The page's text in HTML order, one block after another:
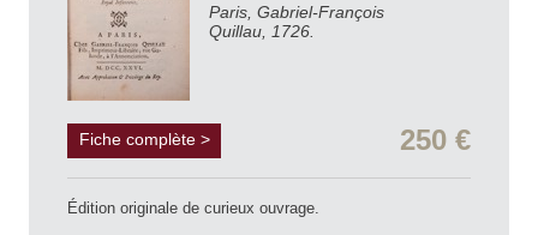
Paris, Gabriel-François
Quillau, 1726.
Fiche complète > 250 €
Édition originale de curieux ouvrage.